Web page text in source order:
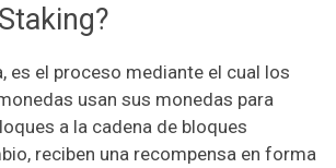
es el proceso mediante el cual los
usan sus monedas para
a la cadena de bloques
reciben una recompensa en forma